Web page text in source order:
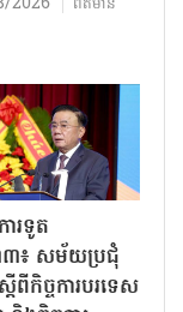
ព័ត៌មាន
រទូត
៖ សម័យប្រជុំ
ពីកិច្ច​ការបរទេស